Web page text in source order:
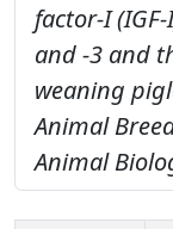
factor-I
and -3 and
weaning
Animal
Animal